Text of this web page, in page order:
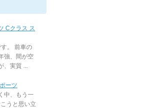
Cクラス ス
。 前車の
強、間が空
、実質 ...
ーツ
中、もう一
うと思い立